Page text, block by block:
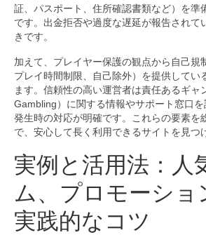
証、パスポート、住所確認書類など）を準
です。出金拒否や過度な遅延が報告されて
きです。
加えて、プレイヤー保護の観点から自己規
プレイ時間制限、自己除外）を提供してい
ます。信頼性の高い運営者は責任あるギャ
Gambling）に関する情報やサポート窓口
発生時の対応が明確です。これらの要素を
で、安心して長く利用できるサイトを見つ
実例と活用法：人
ム、プロモーショ
実践的なコツ